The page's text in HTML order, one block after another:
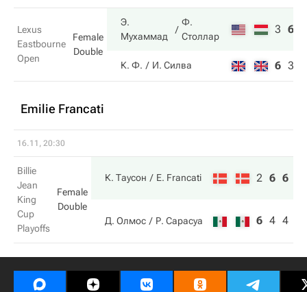
Lexus
Eastbourne
Open
Female
Double
Э.
Мухаммад
Ф.
Столлар
3 6
К. Ф. И. Силва 6 3
Emilie Francati
16.11, 20:30
Billie
Jean
King
Cup
Playoffs
Female
Double
К. Таусон E. Francati 2 6 6
Д. Олмос Р. Сарасуа 6 4 4